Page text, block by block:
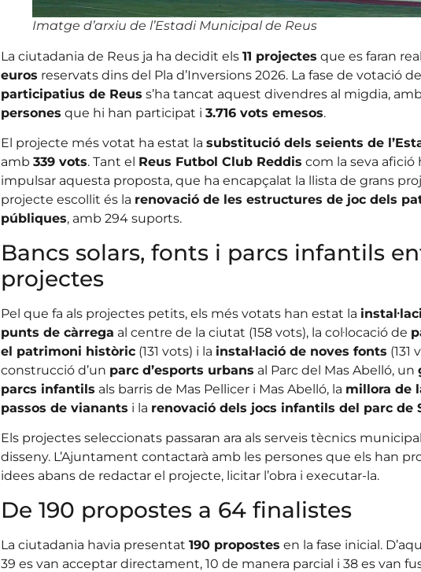
Imatge d’arxiu de l’Estadi Municipal de Reus
La ciutadania de Reus ja ha decidit els 11 projectes que es faran
euros reservats dins del Pla d’Inversions 2026. La fase de votació
participatius de Reus s’ha tancat aquest divendres al migdia,
persones que hi han participat i 3.716 vots emesos.
El projecte més votat ha estat la substitució dels seients de
amb 339 vots. Tant el Reus Futbol Club Reddis com la seva
impulsar aquesta proposta, que ha encapçalat la llista de grans
projecte escollit és la renovació de les estructures de joc dels
públiques, amb 294 suports.
Bancs solars, fonts i parcs infantils
projectes
Pel que fa als projectes petits, els més votats han estat la
punts de càrrega al centre de la ciutat (158 vots), la col·locació de
el patrimoni històric(131 vots) i la instal·lació de noves fonts (131
construcció d’un parc d’esports urbans al Parc del Mas Abelló, un
parcs infantils als barris de Mas Pellicer i Mas Abelló, la millora de
passos de vianants i la renovació dels jocs infantils del parc de
Els projectes seleccionats passaran ara als serveis tècnics
disseny. L’Ajuntament contactarà amb les persones que els han
idees abans de redactar el projecte, licitar l’obra i executar-la.
De 190 propostes a 64 finalistes
La ciutadania havia presentat 190 propostes en la fase inicial.
39 es van acceptar directament, 10 de manera parcial i 38 es van